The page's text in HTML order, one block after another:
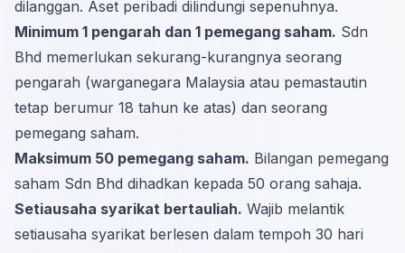
dilanggan. Aset peribadi dilindungi sepenuhnya.
Minimum 1 pengarah dan 1 pemegang saham. Sdn
Bhd memerlukan sekurang-kurangnya seorang
pengarah (warganegara Malaysia atau pemastautin
tetap berumur 18 tahun ke atas) dan seorang
pemegang saham.
Maksimum 50 pemegang saham. Bilangan pemegang
saham Sdn Bhd dihadkan kepada 50 orang sahaja.
Setiausaha syarikat bertauliah. Wajib melantik
setiausaha syarikat berlesen dalam tempoh 30 hari